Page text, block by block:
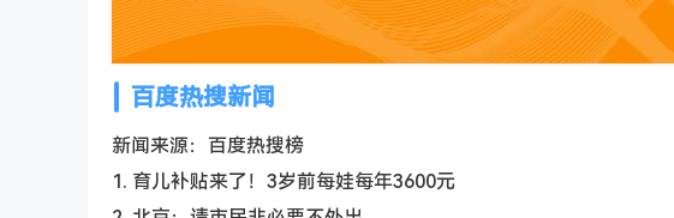
百度热搜新闻
新闻来源：百度热搜榜
1. 育儿补贴来了！3岁前每娃每年3600元